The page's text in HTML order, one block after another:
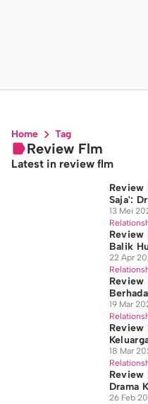
Home Tag
Review Flm
Latest in review flm
Review
Saja':
13 Mei
Review
Balik
22 Apr
Review
19 Mar
Review
18 Mar
Review
Drama
26 Feb